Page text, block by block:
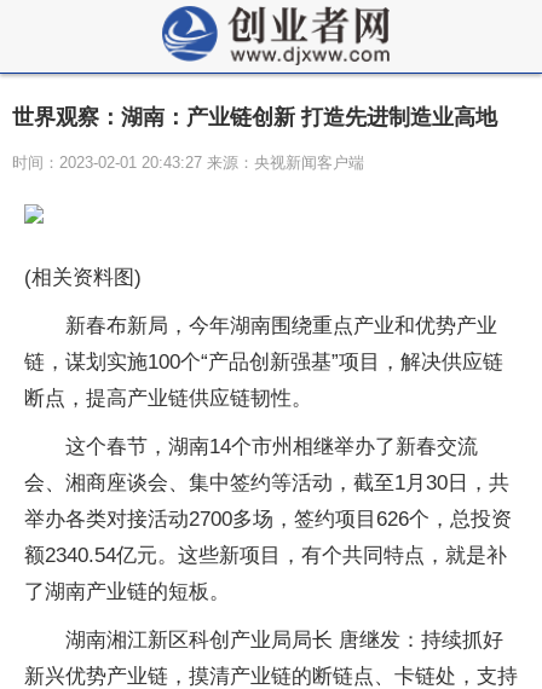
世界观察：湖南：产业链创新 打造先进制造业高地
时间：2023-02-01 20:43:27 来源：央视新闻客户端
(相关资料图)
新春布新局，今年湖南围绕重点产业和优势产业
链，谋划实施100个“产品创新强基”项目，解决供应链
断点，提高产业链供应链韧性。
这个春节，湖南14个市州相继举办了新春交流
会、湘商座谈会、集中签约等活动，截至1月30日，共
举办各类对接活动2700多场，签约项目626个，总投资
额2340.54亿元。这些新项目，有个共同特点，就是补
了湖南产业链的短板。
湖南湘江新区科创产业局局长 唐继发：持续抓好
新兴优势产业链，摸清产业链的断链点、卡链处，支持